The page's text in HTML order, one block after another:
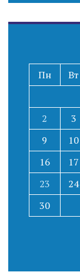
Пн
Вт
2
3
9
10
16
17
23
24
30